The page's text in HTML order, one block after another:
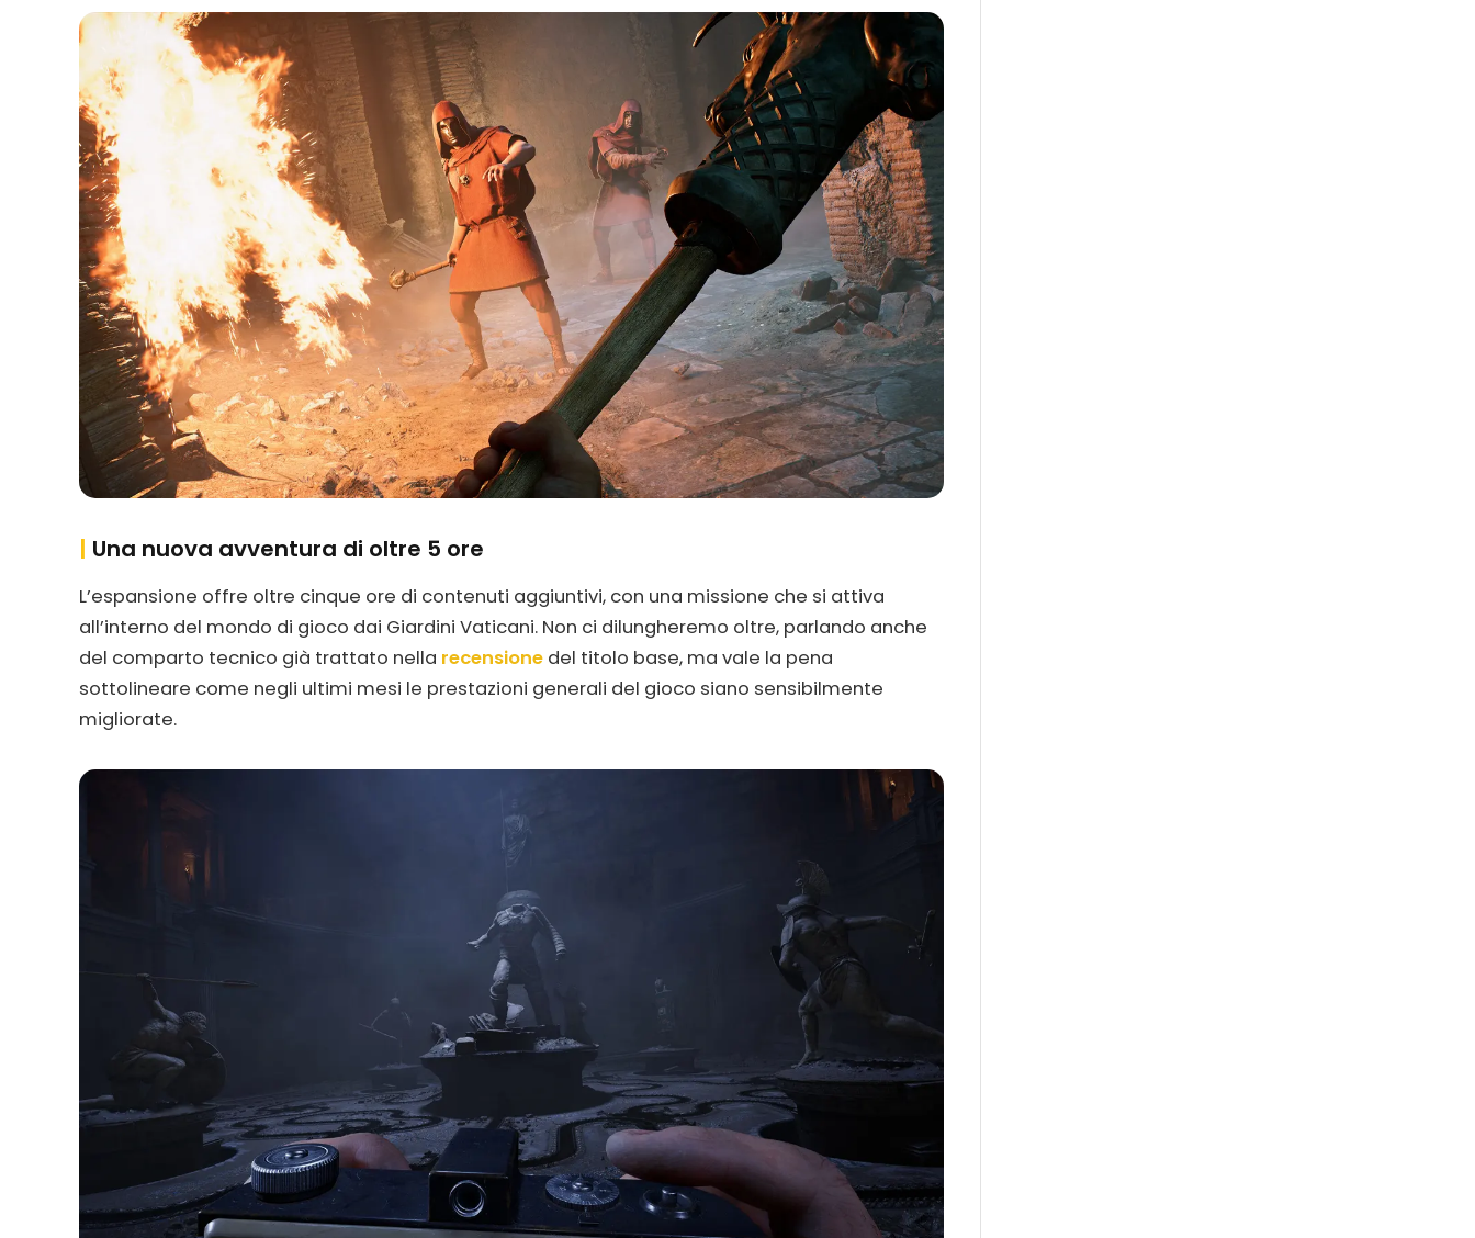
| Una nuova avventura di oltre 5 ore
L’espansione offre oltre cinque ore di contenuti aggiuntivi, con una missione che si attiva
all’interno del mondo di gioco dai Giardini Vaticani. Non ci dilungheremo oltre, parlando anche
del comparto tecnico già trattato nella recensione del titolo base, ma vale la pena
sottolineare come negli ultimi mesi le prestazioni generali del gioco siano sensibilmente
migliorate.